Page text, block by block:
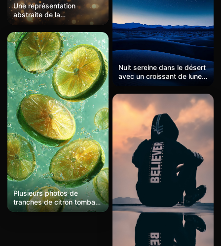
Une représentation
abstraite de la
constellation du Sagittaire,
avec des flèches dorées et
des arcs de lumière doux,
entourée de petites étoiles
et de nuages de
nébuleuses.
Nuit sereine dans le désert
avec un croissant de lune
et un ciel étoilé
Plusieurs photos de
tranches de citron tombant
dans l'eau, présentant un